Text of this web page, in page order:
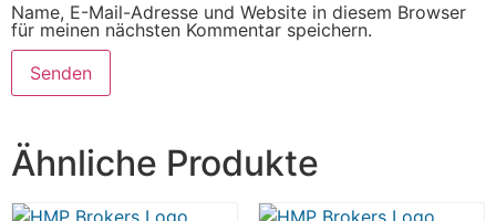
Name, E-Mail-Adresse und Website in diesem Browser
für meinen nächsten Kommentar speichern.
Ähnliche Produkte